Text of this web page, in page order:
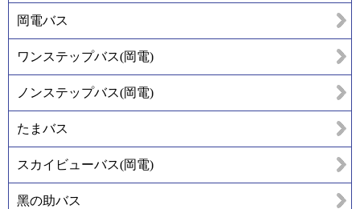
岡電バス
ワンステップバス(岡電)
ノンステップバス(岡電)
たまバス
スカイビューバス(岡電)
黑の助バス